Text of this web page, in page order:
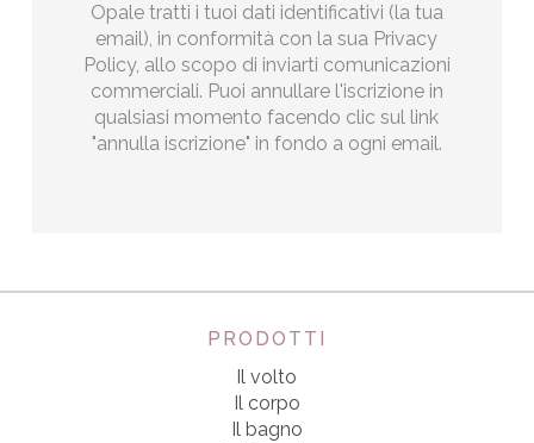
Opale tratti i tuoi dati identificativi (la tua
email), in conformità con la sua Privacy
Policy, allo scopo di inviarti comunicazioni
commerciali. Puoi annullare l'iscrizione in
qualsiasi momento facendo clic sul link
"annulla iscrizione" in fondo a ogni email.
PRODOTTI
Il volto
Il corpo
Il bagno